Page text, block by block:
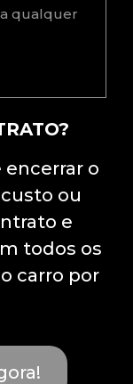
qualquer
encerrar o
ou
e
todos os
carro por